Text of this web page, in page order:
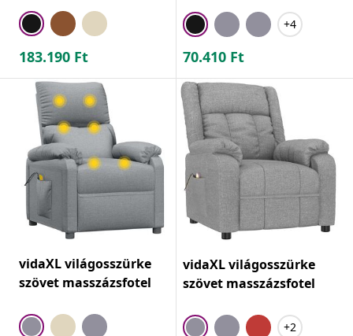
183.190 Ft
+4
70.410 Ft
vidaXL világosszürke
szövet masszázsfotel
vidaXL világosszürke
szövet masszázsfotel
+2